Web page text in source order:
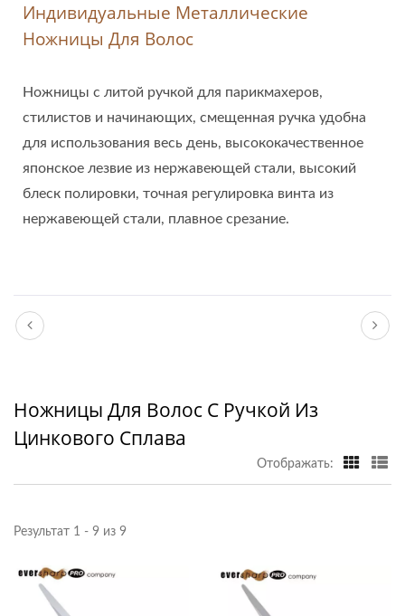
Индивидуальные Металлические
Ножницы Для Волос
Ножницы с литой ручкой для парикмахеров,
стилистов и начинающих, смещенная ручка удобна
для использования весь день, высококачественное
японское лезвие из нержавеющей стали, высокий
блеск полировки, точная регулировка винта из
нержавеющей стали, плавное срезание.
Ножницы Для Волос С Ручкой Из
Цинкового Сплава
Отображать:
Результат 1 - 9 из 9